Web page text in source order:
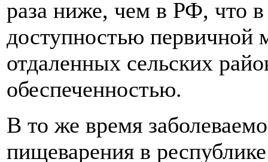
раза ниже, чем в РФ, что в
доступностью первичной
отдаленных сельских
обеспеченностью.
В то же время
пищеварения в